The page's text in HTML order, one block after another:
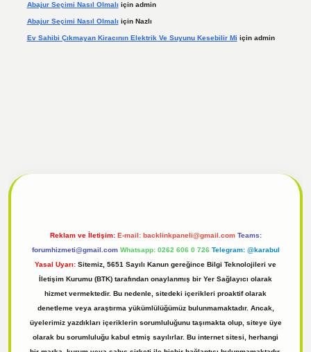
Abajur Seçimi Nasıl Olmalı için admin
Abajur Seçimi Nasıl Olmalı için Nazlı
Ev Sahibi Çıkmayan Kiracının Elektrik Ve Suyunu Kesebilir Mi için admin
Reklam ve İletişim: E-mail: backlinkpaneli@gmail.com Teams:
forumhizmeti@gmail.com Whatsapp: 0262 606 0 726 Telegram: @karabul
Yasal Uyarı: Sitemiz, 5651 Sayılı Kanun gereğince Bilgi Teknolojileri ve
İletişim Kurumu (BTK) tarafından onaylanmış bir Yer Sağlayıcı olarak
hizmet vermektedir. Bu nedenle, sitedeki içerikleri proaktif olarak
denetleme veya araştırma yükümlülüğümüz bulunmamaktadır. Ancak,
üyelerimiz yazdıkları içeriklerin sorumluluğunu taşımakta olup, siteye üye
olarak bu sorumluluğu kabul etmiş sayılırlar. Bu internet sitesi, herhangi